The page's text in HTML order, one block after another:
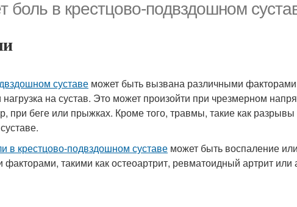
боль в крестцово-подвздошном
суставе может быть вызвана различными
на сустав. Это может произойти при чрезмерном
при беге или прыжках. Кроме того, травмы, такие как
в крестцово-подвздошном суставе может быть воспаление
такими как остеоартрит, ревматоидный артрит